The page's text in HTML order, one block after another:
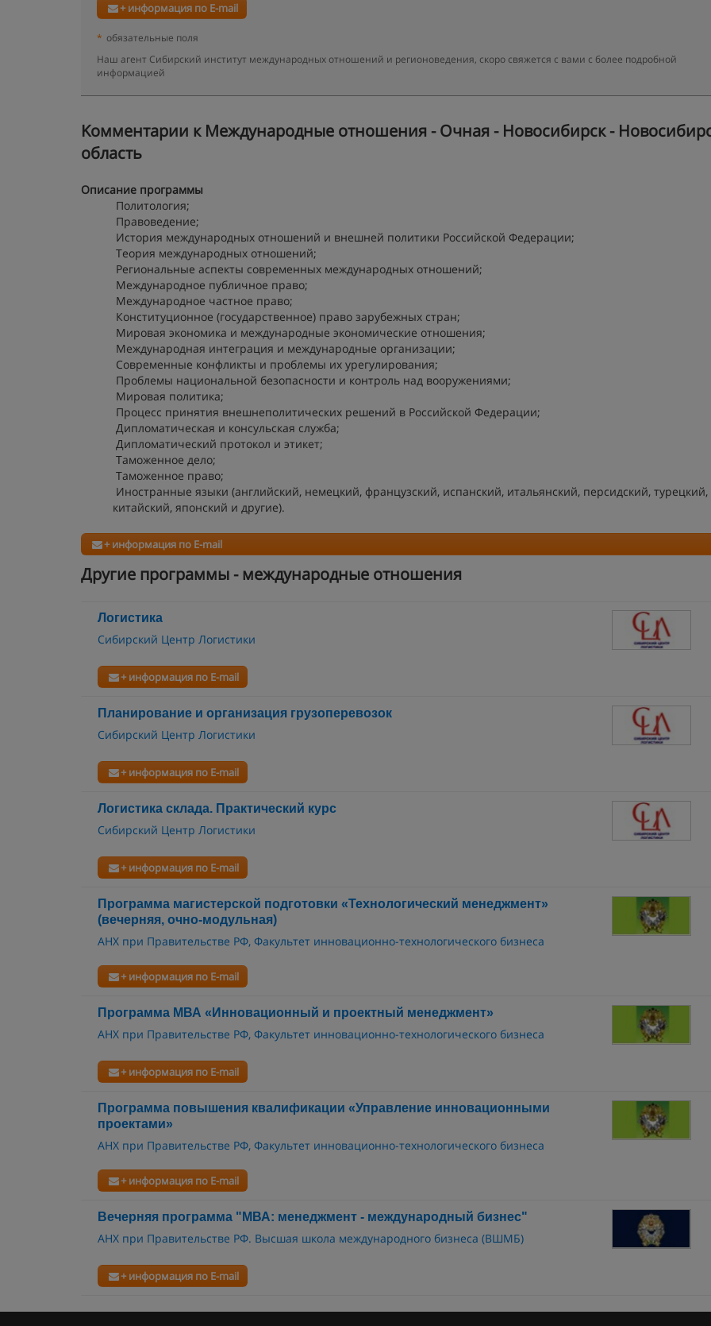
+ информация по E-mail
* обязательные поля
Наш агент Сибирский институт международных отношений и регионоведения, скоро свяжется с вами с более подробной
информацией
Kомментарии к Международные отношения - Очная - Новосибирск -
область
Описание программы
Политология;
Правоведение;
История международных отношений и внешней политики Российской Федерации;
Теория международных отношений;
Региональные аспекты современных международных отношений;
Международное публичное право;
Международное частное право;
Конституционное (государственное) право зарубежных стран;
Мировая экономика и международные экономические отношения;
Международная интеграция и международные организации;
Современные конфликты и проблемы их урегулирования;
Проблемы национальной безопасности и контроль над вооружениями;
Мировая политика;
Процесс принятия внешнеполитических решений в Российской Федерации;
Дипломатическая и консульская служба;
Дипломатический протокол и этикет;
Таможенное дело;
Таможенное право;
Иностранные языки (английский, немецкий, французский, испанский, итальянский, персидский, турецкий,
китайский, японский и другие).
+ информация по E-mail
Другие программы - международные отношения
Логистика
Сибирский Центр Логистики
+ информация по E-mail
Планирование и организация грузоперевозок
Сибирский Центр Логистики
+ информация по E-mail
Логистика склада. Практический курс
Сибирский Центр Логистики
+ информация по E-mail
Программа магистерской подготовки «Технологический менеджмент»
(вечерняя, очно-модульная)
АНХ при Правительстве РФ, Факультет инновационно-технологического бизнеса
+ информация по E-mail
Программа МВА «Инновационный и проектный менеджмент»
АНХ при Правительстве РФ, Факультет инновационно-технологического бизнеса
+ информация по E-mail
Программа повышения квалификации «Управление инновационными
проектами»
АНХ при Правительстве РФ, Факультет инновационно-технологического бизнеса
+ информация по E-mail
Вечерняя программа "МВА: менеджмент - международный бизнес"
АНХ при Правительстве РФ. Высшая школа международного бизнеса (ВШМБ)
+ информация по E-mail